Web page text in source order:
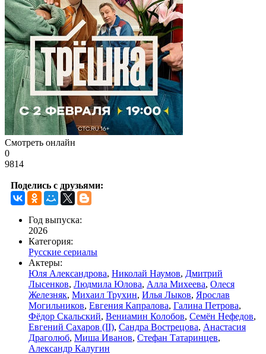
Смотреть онлайн
0
9814
Поделись с друзьями:
Год выпуска:
2026
Категория:
Русские сериалы
Актеры:
Юля Александрова, Николай Наумов, Дмитрий
Лысенков, Людмила Юлова, Алла Михеева, Олеся
Железняк, Михаил Трухин, Илья Лыков, Ярослав
Могильников, Евгения Капралова, Галина Петрова,
Фёдор Скальский, Вениамин Колобов, Семён Нефедов,
Евгений Сахаров (II), Сандра Вострецова, Анастасия
Драголюб, Миша Иванов, Стефан Татаринцев,
Александр Калугин